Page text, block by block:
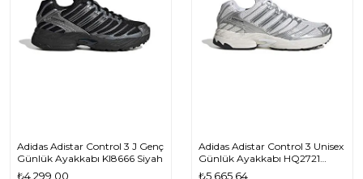
Adidas Adistar Control 3 J Genç
Günlük Ayakkabı KI8666 Siyah
₺4.299,00
Adidas Adistar Control 3 Unisex
Günlük Ayakkabı HQ2721
Beyaz
₺5.665,64